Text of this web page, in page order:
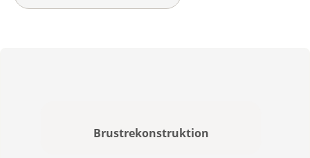
Brustrekonstruktion